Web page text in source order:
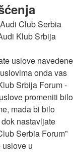
Club Serbia
Klub Srbija
uslove navedene
onda vas
Srbija Forum -
promeniti bilo
mada bi bilo
nastavljate
Serbia Forum”
u